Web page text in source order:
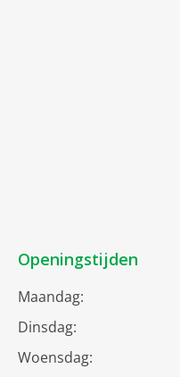
Openingstijden
Maandag:
Dinsdag:
Woensdag: